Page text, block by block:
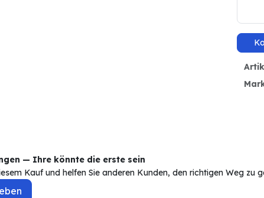
— Ihre könnte die erste sein
Kauf und helfen Sie anderen Kunden, den richtigen Weg zu